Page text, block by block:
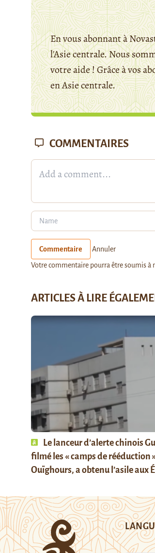
En vous abonnant à
l'Asie centrale. Nous
votre aide ! Grâce à vos
en Asie centrale.
COMMENTAIRES
Commentaire Annuler
Votre commentaire pourra être soumis à
ARTICLES À LIRE
Le lanceur d’alerte chinois
filmé les « camps de rééduction
Ouïghours, a obtenu l’asile aux